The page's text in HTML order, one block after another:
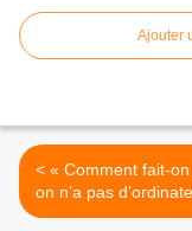
Ajouter
< « Comment fait-on quand
on n’a pas
: Les oubliés de la